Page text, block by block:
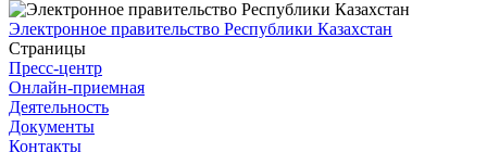
Электронное правительство Республики Казахстан
Страницы
Пресс-центр
Онлайн-приемная
Деятельность
Документы
Контакты